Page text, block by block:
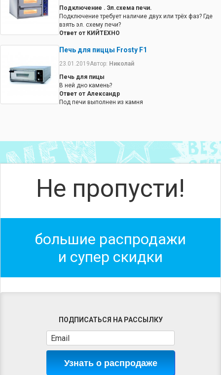
Також ми
Подключение . Эл.схема печи.
Подключение требует наличие двух или трёх фаз? Где
взять эл. схему печи?
Ответ от КИЙТЕХНО
заземление, зануление, фазы.
Печь для пиццы Frosty F1
23.01.2019Автор: Николай
Печь для пицы
В ней дно камень?
Ответ от Александр
Под печи выполнен из камня
Не пропусти!
большие распродажи
и супер скидки
ПОДПИСАТЬСЯ НА РАССЫЛКУ
Узнать о распродаже